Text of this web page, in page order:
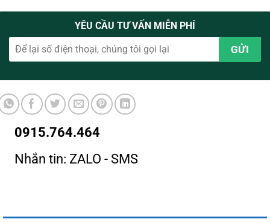
YÊU CẦU TƯ VẤN MIỄN PHÍ
0915.764.464
Nhắn tin: ZALO - SMS